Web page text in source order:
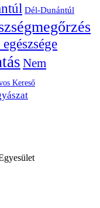
Dél-Dunántúl
Nem
Kereső